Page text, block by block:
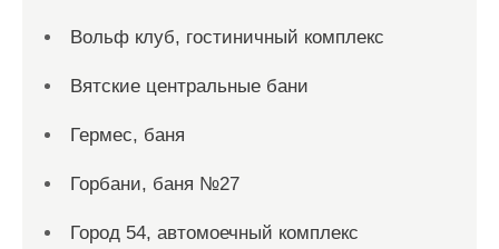
Вольф клуб, гостиничный комплекс
Вятские центральные бани
Гермес, баня
Горбани, баня №27
Город 54, автомоечный комплекс